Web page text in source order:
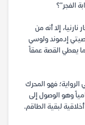
الفجر"؟
إلا أنه من
إدموند ولوسي
يعطي القصة عمقاً
فهو المحرك
وهو الوصول إلى
لبقية الطاقم.